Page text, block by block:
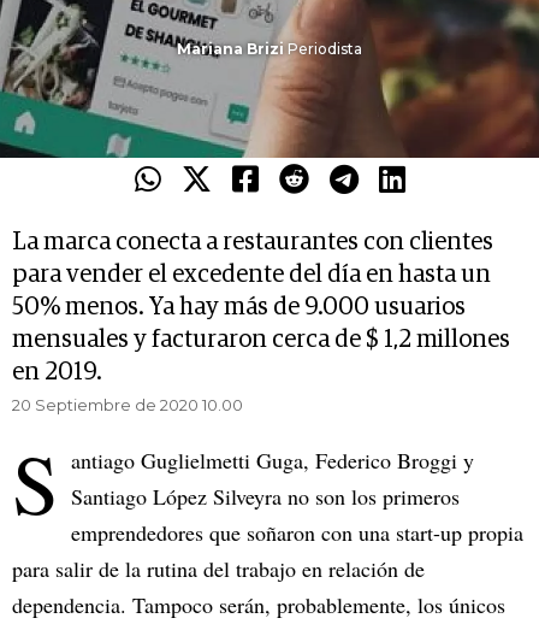
Mariana Brizi Periodista
La marca conecta a restaurantes con clientes
para vender el excedente del día en hasta un
50% menos. Ya hay más de 9.000 usuarios
mensuales y facturaron cerca de $ 1,2 millones
en 2019.
20 Septiembre de 2020 10.00
S antiago Guglielmetti Guga, Federico Broggi y
Santiago López Silveyra no son los primeros
emprendedores que soñaron con una start-up propia
para salir de la rutina del trabajo en relación de
dependencia. Tampoco serán, probablemente, los únicos